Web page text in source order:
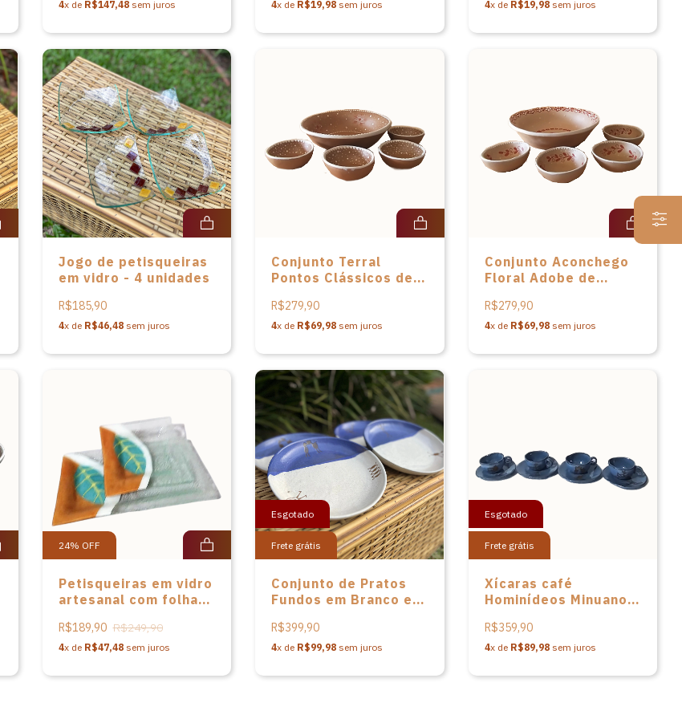
4x de R$147,48sem juros 4x de R$19,98 sem juros 4x de R$19,98sem juros
Jogo de petisqueiras
em vidro - 4 unidades
R$185,90
4x de R$46,48sem juros
Conjunto Terral
Pontos Clássicos de
em cerâmica de Anísia
de Sousa
R$279,90
4x de R$69,98 sem juros
Conjunto Aconchego
Floral Adobe de
em cerâmica de Anísia
de Sousa
R$279,90
4x de R$69,98sem juros
24% OFF
Petisqueiras em vidro
artesanal com folhas
conjunto 2 peças
R$189,90 R$249,90
4x de R$47,48sem juros
Esgotado
Frete grátis
Conjunto de Pratos
Fundos em Branco e
Capivara - 4un
R$399,90
4x de R$99,98 sem juros
Esgotado
Frete grátis
Xícaras café
Hominídeos Minuano
Grupo Cerâmica
Artesanal Serra da
R$359,90
4x de R$89,98sem juros